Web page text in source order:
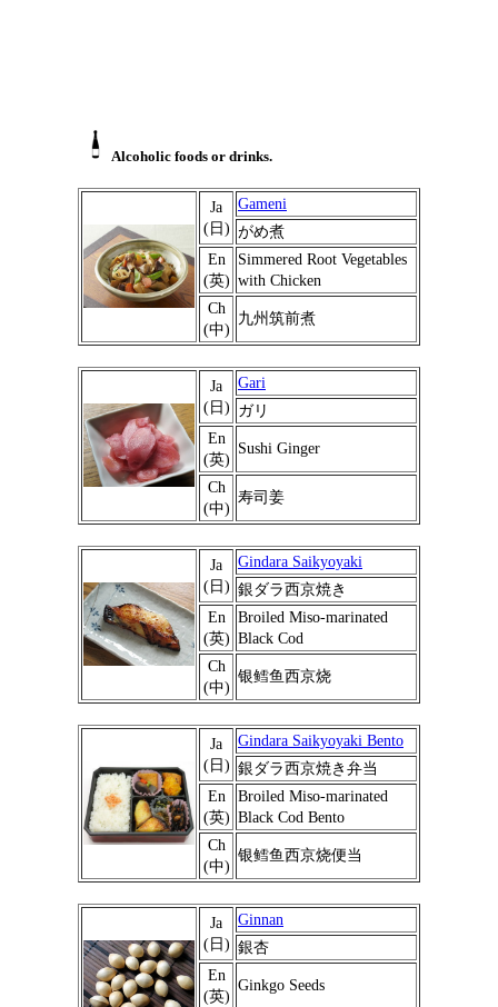
Alcoholic foods or drinks.
Ja
(日)
Gameni
がめ煮
En
(英)
Simmered Root Vegetables
with Chicken
Ch
(中)
九州筑前煮
Ja
(日)
Gari
ガリ
En
(英)
Sushi Ginger
Ch
(中)
寿司姜
Ja
(日)
Gindara Saikyoyaki
銀ダラ西京焼き
En
(英)
Broiled Miso-marinated
Black Cod
Ch
(中)
银鳕鱼西京烧
Ja
(日)
Gindara Saikyoyaki Bento
銀ダラ西京焼き弁当
En
(英)
Broiled Miso-marinated
Black Cod Bento
Ch
(中)
银鳕鱼西京烧便当
Ja
(日)
Ginnan
銀杏
En
(英)
Ginkgo Seeds